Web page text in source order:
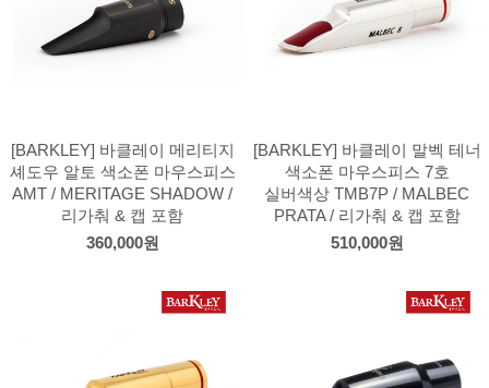
[BARKLEY] 바클레이 메리티지
셰도우 알토 색소폰 마우스피스
AMT / MERITAGE SHADOW /
리가춰 & 캡 포함
360,000원
[BARKLEY] 바클레이 말벡 테너
색소폰 마우스피스 7호
실버색상 TMB7P / MALBEC
PRATA / 리가춰 & 캡 포함
510,000원